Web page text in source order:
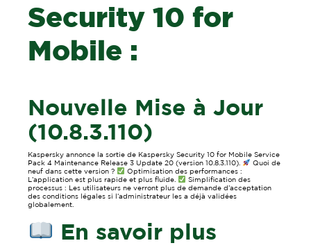
Security 10 for
Mobile :
Nouvelle Mise à Jour
(10.8.3.110)
Kaspersky annonce la sortie de Kaspersky Security 10 for Mobile Service
Pack 4 Maintenance Release 3 Update 20 (version 10.8.3.110).
Quoi de
neuf dans cette version ?
Optimisation des performances :
L’application est plus rapide et plus fluide.
Simplification des
processus : Les utilisateurs ne verront plus de demande d’acceptation
des conditions légales si l’administrateur les a déjà validées
globalement.
En savoir plus